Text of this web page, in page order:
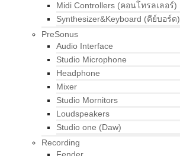
Midi Controllers (คอนโทรลเลอร์)
Synthesizer&Keyboard (คีย์บอร์ด)
PreSonus
Audio Interface
Studio Microphone
Headphone
Mixer
Studio Mornitors
Loudspeakers
Studio one (Daw)
Recording